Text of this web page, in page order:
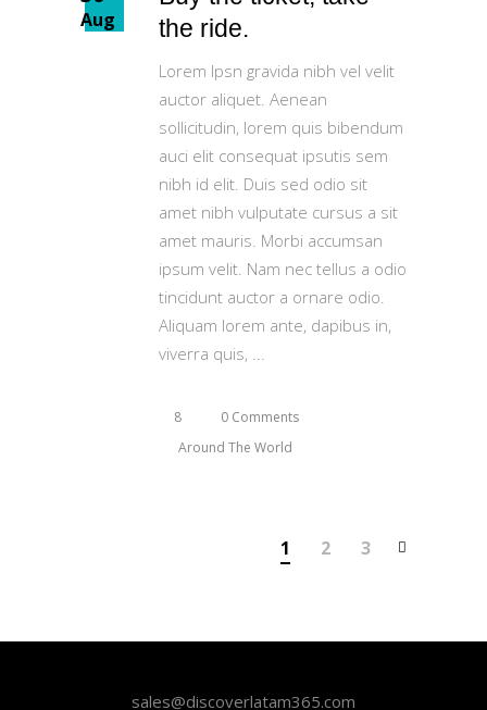
Aug
the ride.
Lorem Ipsn gravida nibh vel velit
auctor aliquet. Aenean
sollicitudin, lorem quis bibendum
auci elit consequat ipsutis sem
nibh id elit. Duis sed odio sit
amet nibh vulputate cursus a sit
amet mauris. Morbi accumsan
ipsum velit. Nam nec tellus a odio
tincidunt auctor a ornare odio.
Aliquam lorem ante, dapibus in,
viverra quis,
8
0 Comments
Around The World
1 2 3
sales@discoverlatam365.com